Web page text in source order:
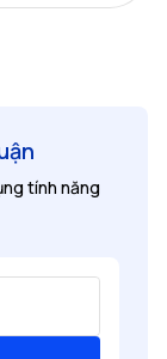
tính năng